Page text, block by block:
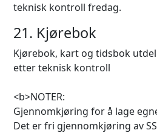
teknisk kontroll fredag.
21. Kjørebok
Kjørebok, kart og tidsbok
etter teknisk kontroll
<b>NOTER:
Gjennomkjøring for å lage
Det er fri gjennomkjøring av